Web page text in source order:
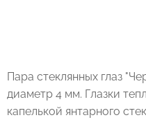
Пара стеклянных глаз
диаметр 4 мм. Глазки
капелькой янтарного